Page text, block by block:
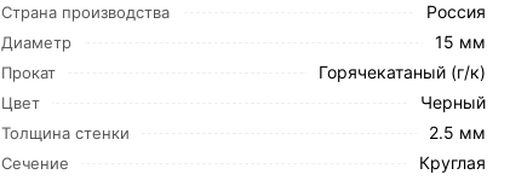
Страна производства Россия
Диаметр 15 мм
Прокат Горячекатаный (г/к)
Цвет Черный
Толщина стенки 2.5 мм
Сечение Круглая